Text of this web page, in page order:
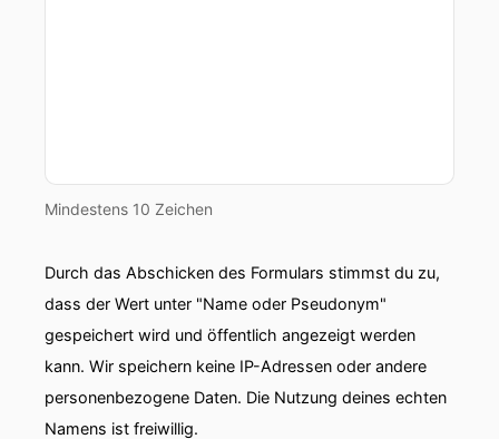
Mindestens 10 Zeichen
Durch das Abschicken des Formulars stimmst du zu,
dass der Wert unter "Name oder Pseudonym"
gespeichert wird und öffentlich angezeigt werden
kann. Wir speichern keine IP-Adressen oder andere
personenbezogene Daten. Die Nutzung deines echten
Namens ist freiwillig.